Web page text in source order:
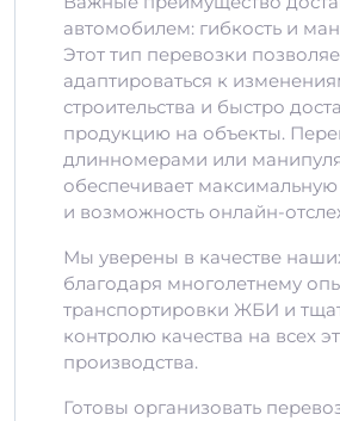
автомобилем: гибкость и
Этот тип перевозки
адаптироваться к
строительства и быстро
продукцию на объекты.
длинномерами или
обеспечивает максимальную
и возможность онлайн-
Мы уверены в качестве
благодаря многолетнему
транспортировки ЖБИ и
контролю качества на всех
производства.
Готовы организовать